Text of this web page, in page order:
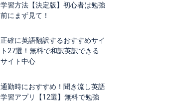
学習方法【決定版】初心者は勉強
前にまず見て！
正確に英語翻訳するおすすめサイ
ト27選！無料で和訳英訳できる
サイト中心
通勤時におすすめ！聞き流し英語
学習アプリ【12選】無料で勉強